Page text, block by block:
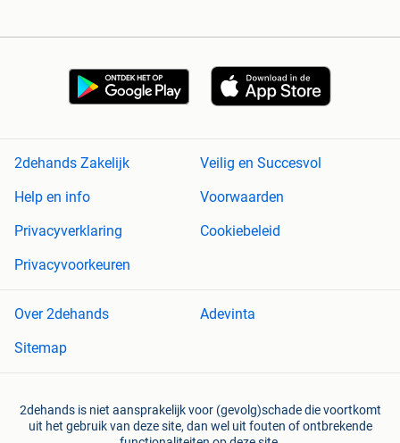
2dehands Zakelijk
Veilig en Succesvol
Help en info
Voorwaarden
Privacyverklaring
Cookiebeleid
Privacyvoorkeuren
Over 2dehands
Adevinta
Sitemap
2dehands is niet aansprakelijk voor (gevolg)schade die voortkomt
uit het gebruik van deze site, dan wel uit fouten of ontbrekende